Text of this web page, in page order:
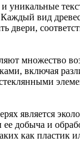
уникальные
вид
двери,
множество
включая
является
добыча и
как пластик